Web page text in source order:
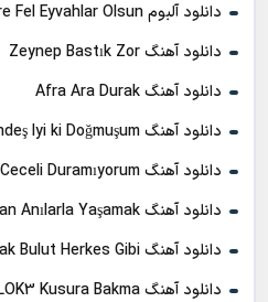
دانلود آلبوم Emre Fel Eyvahlar Olsun
دانلود آهنگ Zeynep Bastık Zor
دانلود آهنگ Afra Ara Durak
دانلود آهنگ Ebru Gündeş Iyi ki Doğmuşum
دانلود آهنگ Merve Özbey & Mustafa Ceceli Duramıyorum
دانلود آهنگ Tarkan Anılarla Yaşamak
دانلود آهنگ Burak Bulut Herkes Gibi
دانلود آهنگ BLOK3 Kusura Bakma